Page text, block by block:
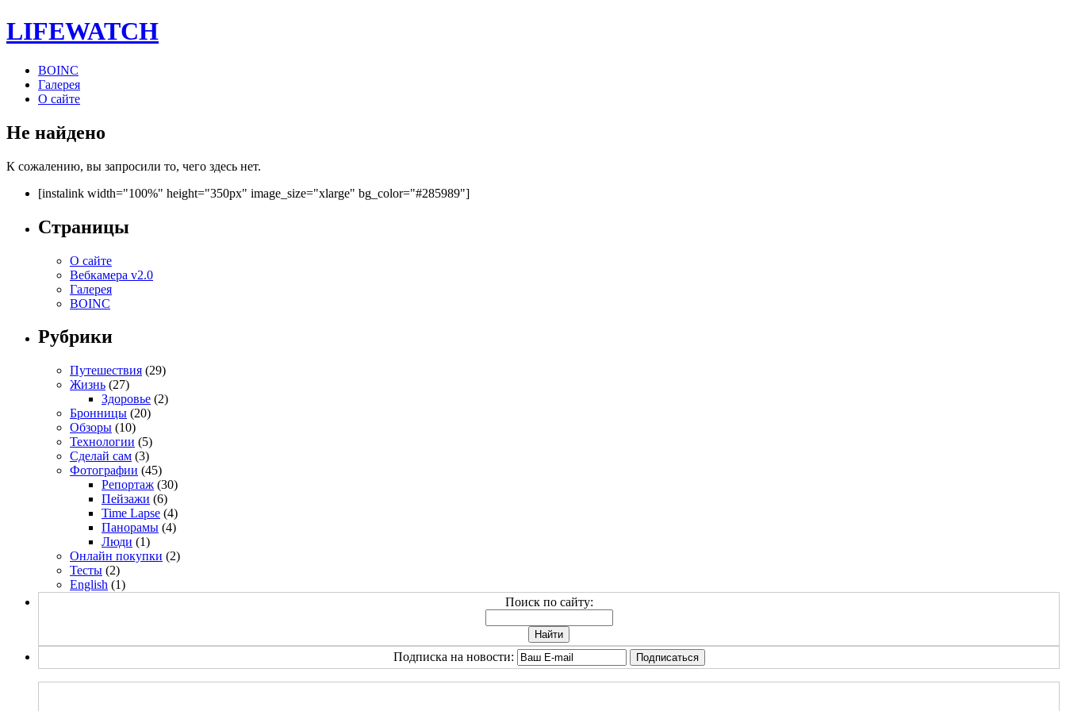
LIFEWATCH
BOINC
Галерея
О сайте
Не найдено
К сожалению, вы запросили то, чего здесь нет.
[instalink width="100%" height="350px" image_size="xlarge" bg_color="#285989"]
Страницы
О сайте
Вебкамера v2.0
Галерея
BOINC
Рубрики
Путешествия (29)
Жизнь (27)
Здоровье (2)
Бронницы (20)
Обзоры (10)
Технологии (5)
Сделай сам (3)
Фотографии (45)
Репортаж (30)
Пейзажи (6)
Time Lapse (4)
Панорамы (4)
Люди (1)
Онлайн покупки (2)
Тесты (2)
English (1)
Поиск по сайту:
Подписка на новости: